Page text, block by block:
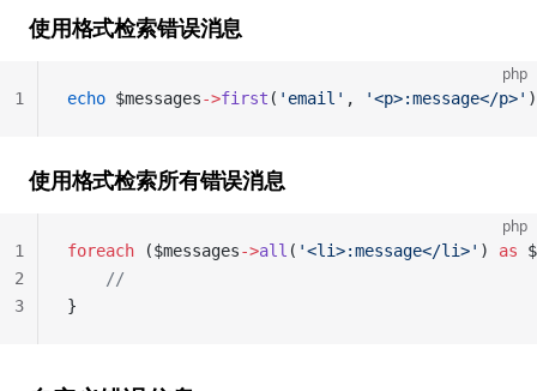
使用格式检索错误消息
php
echo $messages->first ( 'email' , '<p>:message</p>'
1
使用格式检索所有错误消息
php
foreach ($messages->all ( '<li>:message</li>' ) as
    //
}
1
2
3